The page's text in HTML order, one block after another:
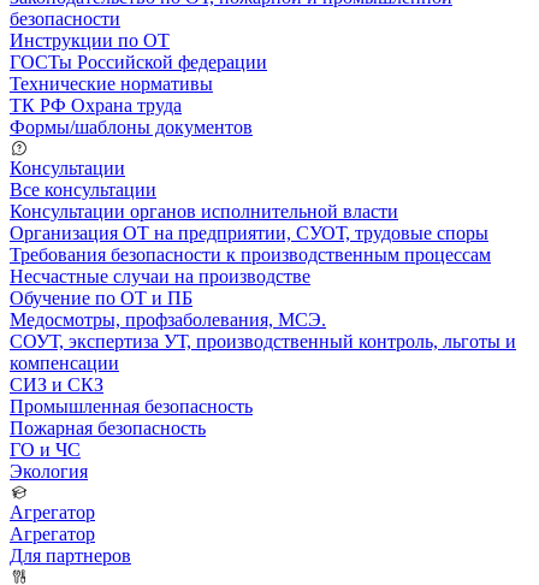
безопасности
Инструкции по ОТ
ГОСТы Российской федерации
Технические нормативы
ТК РФ Охрана труда
Формы/шаблоны документов
Консультации
Все консультации
Консультации органов исполнительной власти
Организация ОТ на предприятии, СУОТ, трудовые споры
Требования безопасности к производственным процессам
Несчастные случаи на производстве
Обучение по ОТ и ПБ
Медосмотры, профзаболевания, МСЭ.
СОУТ, экспертиза УТ, производственный контроль, льготы и
компенсации
СИЗ и СКЗ
Промышленная безопасность
Пожарная безопасность
ГО и ЧС
Экология
Агрегатор
Агрегатор
Для партнеров